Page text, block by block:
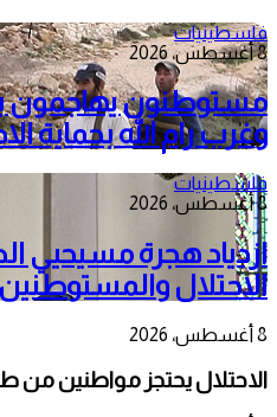
فلسطينيات
8 أغسطس، 2026
مستوطنون يهاجمون
وغرب رام الله بحماية
فلسطينيات
8 أغسطس، 2026
ازدياد هجرة مسيحيي
الاحتلال والمستوطنين
8 أغسطس، 2026
الاحتلال يحتجز مواطنين من